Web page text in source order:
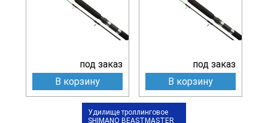
под заказ
В корзину
под заказ
В корзину
Удилище троллинговое
SHIMANO BEASTMASTER